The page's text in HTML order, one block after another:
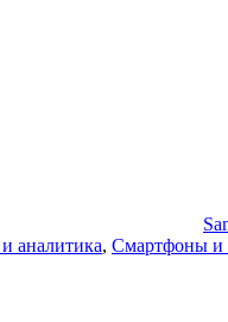
аналитика, Смартфоны и